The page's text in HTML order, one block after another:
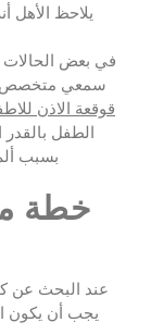
يلاحظ الأهل
في بعض الحالات
سمعي متخصص،
قوقعة الاذن
الطفل بالقدر
بسبب
خطة
عند البحث عن
يجب أن يكون